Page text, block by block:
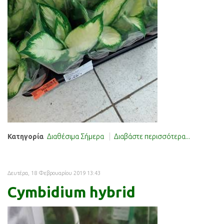
Κατηγορία Διαθέσιμα Σήμερα Διαβάστε περισσότερα...
Δευτέρα, 18 Φεβρουαρίου 2019 13:43
Cymbidium hybrid